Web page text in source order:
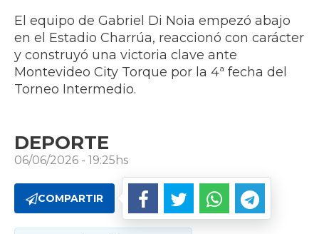
El equipo de Gabriel Di Noia empezó abajo
en el Estadio Charrúa, reaccionó con carácter
y construyó una victoria clave ante
Montevideo City Torque por la 4ª fecha del
Torneo Intermedio.
DEPORTE
06/06/2026 - 19:25hs
COMPARTIR